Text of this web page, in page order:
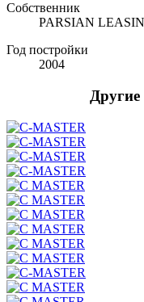
Собственник
PARSIAN
Год постройки
2004